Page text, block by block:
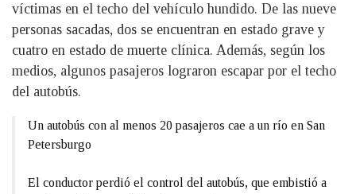
víctimas en el techo del vehículo hundido. De las nueve
personas sacadas, dos se encuentran en estado grave y
cuatro en estado de muerte clínica. Además, según los
medios, algunos pasajeros lograron escapar por el techo
del autobús.
Un autobús con al menos 20 pasajeros cae a un río en San
Petersburgo
El conductor perdió el control del autobús, que embistió a